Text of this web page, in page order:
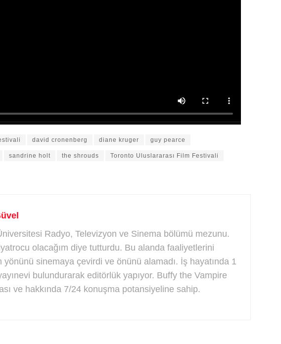
david cronenberg diane kruger guy pearce
sandrine holt the shrouds Toronto Uluslararası Film Festivali
Radyo, Televizyon ve Sinema bölümü mezunu.
olacağım diye tutturdu. Bu alanda faaliyetlerini
yönünü sinemaya çevirdi ve önünü alamadı. İş hayatında 1
bulundurarak editörlük yapıyor. Buffy the Vampire
ve hakkında 7/24 konuşma potansiyeline sahip.